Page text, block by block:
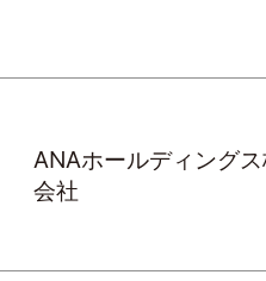
ANAホールディング
会社